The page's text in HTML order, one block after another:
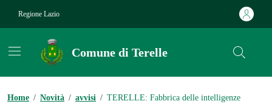
Regione Lazio
Comune di Terelle
Home / Novità / avvisi / TERELLE: Fabbrica delle intelligenze